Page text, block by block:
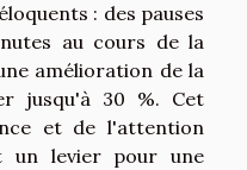
: des pauses
au cours de la
amélioration de la
jusqu'à 30 %. Cet
et de l'attention
un levier pour une